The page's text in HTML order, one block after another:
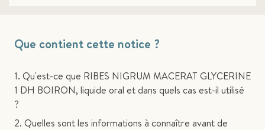
Que contient cette notice ?
1. Qu'est-ce que RIBES NIGRUM MACERAT GLYCERINE
1 DH BOIRON, liquide oral et dans quels cas est-il utilisé
?
2. Quelles sont les informations à connaître avant de